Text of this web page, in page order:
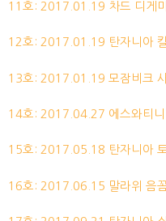
11호: 2017.01.19 차드 디게
12호: 2017.01.19 탄자니아
13호: 2017.01.19 모잠비크
14호: 2017.04.27 에스와티
15호: 2017.05.18 탄자니아
16호: 2017.06.15 말라위 음